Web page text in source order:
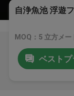
自浄魚池 浮遊
MOQ：5 立方メー
ベストプ